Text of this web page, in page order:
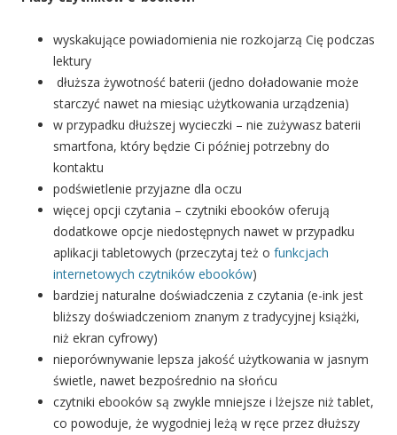
wyskakujące powiadomienia nie rozkojarzą Cię podczas
lektury
dłuższa żywotność baterii (jedno doładowanie może
starczyć nawet na miesiąc użytkowania urządzenia)
w przypadku dłuższej wycieczki – nie zużywasz baterii
smartfona, który będzie Ci później potrzebny do
kontaktu
podświetlenie przyjazne dla oczu
więcej opcji czytania – czytniki ebooków oferują
dodatkowe opcje niedostępnych nawet w przypadku
aplikacji tabletowych (przeczytaj też o funkcjach
internetowych czytników ebooków)
bardziej naturalne doświadczenia z czytania (e-ink jest
bliższy doświadczeniom znanym z tradycyjnej książki,
niż ekran cyfrowy)
nieporównywanie lepsza jakość użytkowania w jasnym
świetle, nawet bezpośrednio na słońcu
czytniki ebooków są zwykle mniejsze i lżejsze niż tablet,
co powoduje, że wygodniej leżą w ręce przez dłuższy